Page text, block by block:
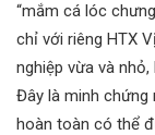
“mắm cá lóc
chỉ với riêng HTX
nghiệp vừa và
Đây là minh chứng
hoàn toàn có thể